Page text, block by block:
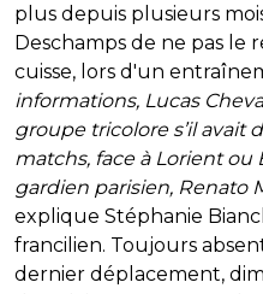
plus depuis plusieurs
Deschamps de ne pas le
cuisse, lors d'un
informations, Lucas
groupe tricolore s’il avait
matchs, face à Lorient
gardien parisien, Renato
explique Stéphanie
francilien. Toujours
dernier déplacement,